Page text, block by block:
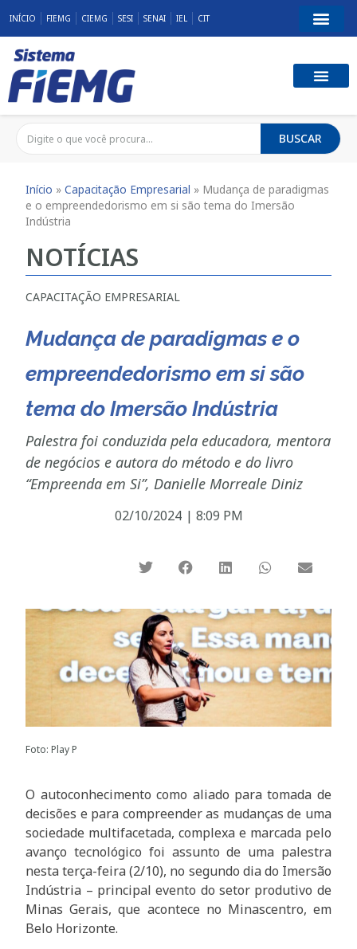
INÍCIO FIEMG CIEMG SESI SENAI IEL CIT
BUSCAR
Início »Capacitação Empresarial » Mudança de paradigmas
e o empreendedorismo em si são tema do Imersão
Indústria
NOTÍCIAS
CAPACITAÇÃO EMPRESARIAL
Mudança de paradigmas e o
empreendedorismo em si são
tema do Imersão Indústria
Palestra foi conduzida pela educadora, mentora
de negócios e autora do método e do livro
“Empreenda em Si”, Danielle Morreale Diniz
02/10/2024 | 8:09 PM
Foto: Play P
O autoconhecimento como aliado para tomada de
decisões e para compreender as mudanças de uma
sociedade multifacetada, complexa e marcada pelo
avanço tecnológico foi assunto de uma palestra
nesta terça-feira (2/10), no segundo dia do Imersão
Indústria – principal evento do setor produtivo de
Minas Gerais, que acontece no Minascentro, em
Belo Horizonte.